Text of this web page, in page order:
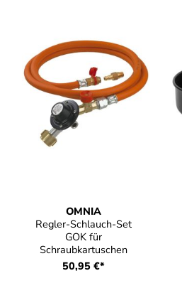
OMNIA
Regler-Schlauch-Set
GOK für
Schraubkartuschen
50,95 €*